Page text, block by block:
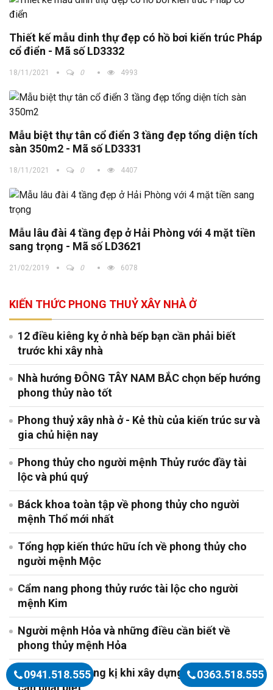
Thiết kế mẫu dinh thự đẹp có hồ bơi kiến trúc Pháp
cổ điển - Mã số LD3332
18/11/2021 0 4993
Mẫu biệt thự tân cổ điển 3 tầng đẹp tổng diện tích
sàn 350m2 - Mã số LD3331
18/11/2021 0 4407
Mẫu lâu đài 4 tầng đẹp ở Hải Phòng với 4 mặt tiền
sang trọng - Mã số LD3621
21/02/2019 0 6078
KIẾN THỨC PHONG THUỶ XÂY NHÀ Ở
12 điều kiêng kỵ ở nhà bếp bạn cần phải biết
trước khi xây nhà
Nhà hướng ĐÔNG TÂY NAM BẮC chọn bếp hướng
phong thủy nào tốt
Phong thuỷ xây nhà ở - Kẻ thù của kiến trúc sư và
gia chủ hiện nay
Phong thủy cho người mệnh Thủy rước đầy tài
lộc và phú quý
Báck khoa toàn tập về phong thủy cho người
mệnh Thổ mới nhất
Tổng hợp kiến thức hữu ích về phong thủy cho
người mệnh Mộc
Cẩm nang phong thủy rước tài lộc cho người
mệnh Kim
Người mệnh Hỏa và những điều cần biết về
phong thủy mệnh Hỏa
Những điều kiêng kị khi xây dựng nhà mới bạn
cần phải biết
0941.518.555 0363.518.555